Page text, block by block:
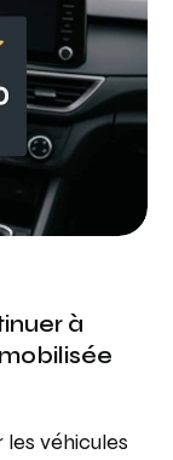
à
les véhicules